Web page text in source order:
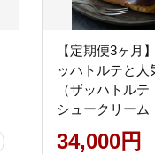
【定期便3ヶ月
ッハトルテと人
（ザッハトル
シュークリーム
34,000円